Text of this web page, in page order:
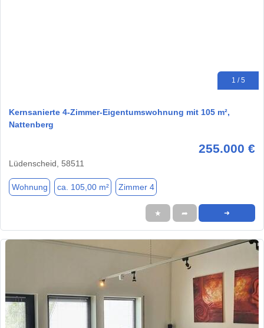
1 / 5
Kernsanierte 4-Zimmer-Eigentumswohnung mit 105 m²,
Nattenberg
255.000 €
Lüdenscheid, 58511
Wohnung ca. 105,00 m² Zimmer 4
★ ➦ ➜